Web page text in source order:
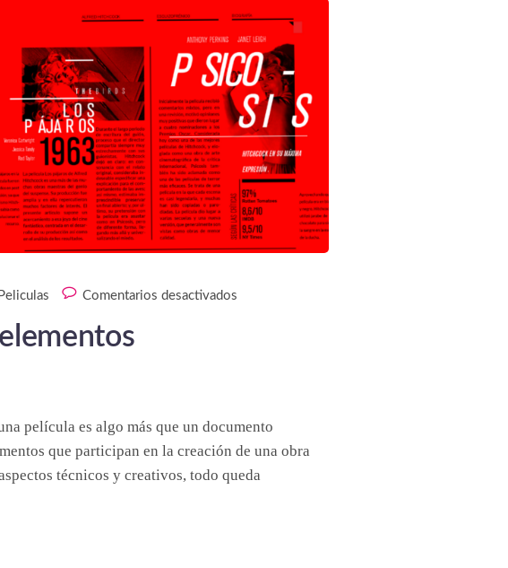
Peliculas Comentarios desactivados
película es algo más que un documento
que participan en la creación de una obra
técnicos y creativos, todo queda